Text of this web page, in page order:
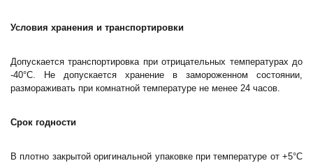
Условия хранения и транспортировки
Допускается транспортировка при отрицательных температурах до
-40°С. Не допускается хранение в замороженном состоянии,
размораживать при комнатной температуре не менее 24 часов.
Срок годности
В плотно закрытой оригинальной упаковке при температуре от +5°С